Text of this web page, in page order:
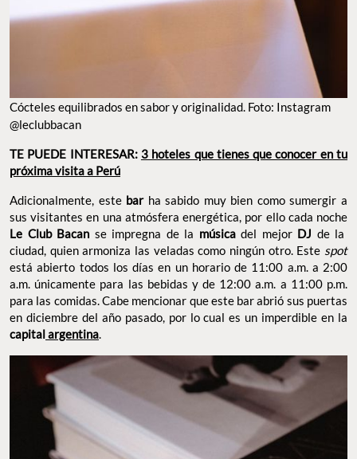
Cócteles equilibrados en sabor y originalidad. Foto: Instagram
@leclubbacan
TE PUEDE INTERESAR: 3 hoteles que tienes que conocer en tu
próxima visita a Perú
Adicionalmente, este barha sabido muy bien como sumergir a
sus visitantes en una atmósfera energética, por ello cada noche
Le Club Bacan se impregna de la músicadel mejor DJ de la
ciudad, quien armoniza las veladas como ningún otro. Este spot
está abierto todos los días en un horario de 11:00 a.m. a 2:00
a.m. únicamente para las bebidas y de 12:00 a.m. a 11:00 p.m.
para las comidas. Cabe mencionar que este bar abrió sus puertas
en diciembre del año pasado, por lo cual es un imperdible en la
capitalargentina.